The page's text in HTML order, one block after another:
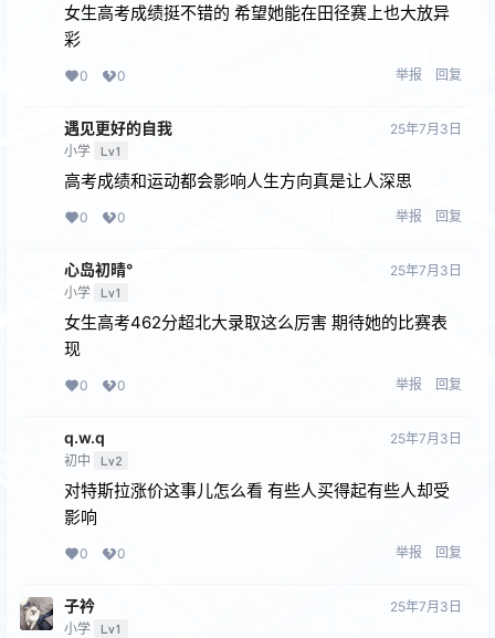
女生高考成绩挺不错的 希望她能在田径赛上也大放异
彩
0 0 举报 回复
遇见更好的⾃我
小学 Lv1
25年7月3日
高考成绩和运动都会影响人生方向真是让人深思
0 0 举报 回复
心岛初晴°
小学 Lv1
25年7月3日
女生高考462分超北大录取这么厉害 期待她的比赛表
现
0 0 举报 回复
q.w.q
初中 Lv2
25年7月3日
对特斯拉涨价这事儿怎么看 有些人买得起有些人却受
影响
0 0 举报 回复
子衿
小学 Lv1
25年7月3日